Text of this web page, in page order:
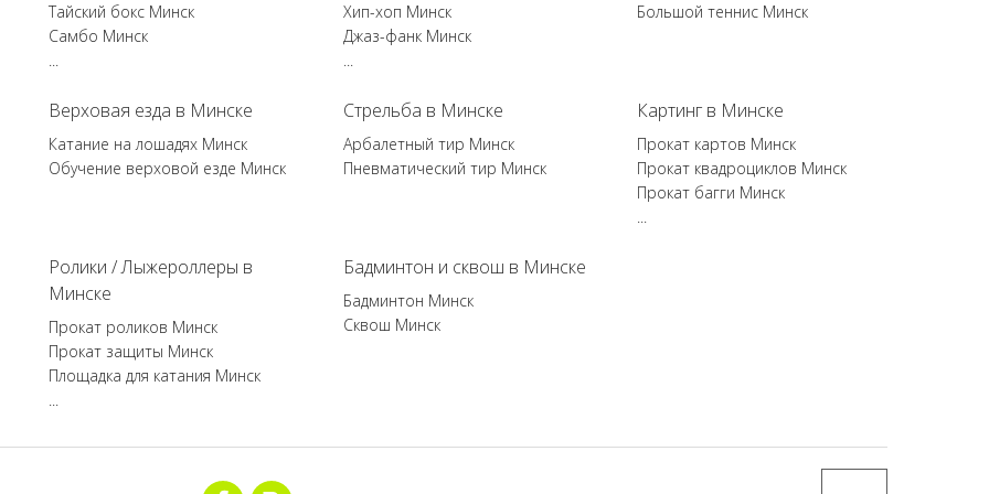
Тайский бокс Минск
Самбо Минск
...
Хип-хоп Минск
Джаз-фанк Минск
...
Большой теннис Минск
Верховая езда в Минске
Катание на лошадях Минск
Обучение верховой езде Минск
Стрельба в Минске
Арбалетный тир Минск
Пневматический тир Минск
Картинг в Минске
Прокат картов Минск
Прокат квадроциклов Минск
Прокат багги Минск
...
Ролики / Лыжероллеры в
Минске
Прокат роликов Минск
Прокат защиты Минск
Площадка для катания Минск
...
Бадминтон и сквош в Минске
Бадминтон Минск
Сквош Минск